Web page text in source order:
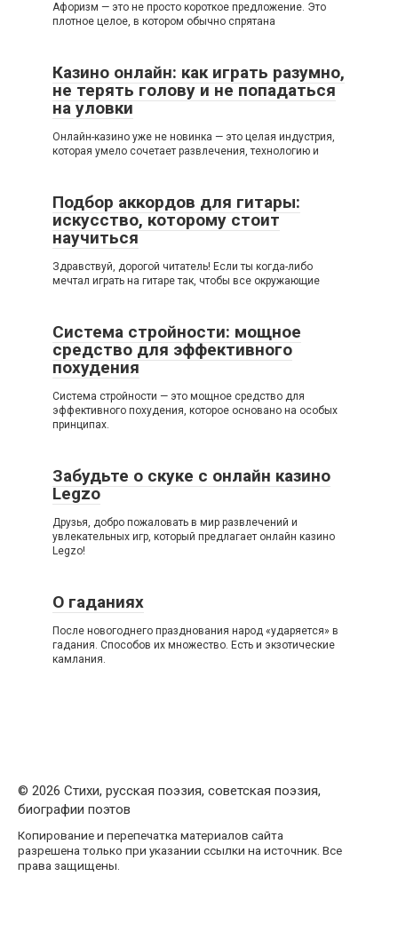
Афоризм — это не просто короткое предложение. Это
плотное целое, в котором обычно спрятана
Казино онлайн: как играть разумно,
не терять голову и не попадаться
на уловки
Онлайн-казино уже не новинка — это целая индустрия,
которая умело сочетает развлечения, технологию и
Подбор аккордов для гитары:
искусство, которому стоит
научиться
Здравствуй, дорогой читатель! Если ты когда-либо
мечтал играть на гитаре так, чтобы все окружающие
Система стройности: мощное
средство для эффективного
похудения
Система стройности — это мощное средство для
эффективного похудения, которое основано на особых
принципах.
Забудьте о скуке с онлайн казино
Legzo
Друзья, добро пожаловать в мир развлечений и
увлекательных игр, который предлагает онлайн казино
Legzo!
О гаданиях
После новогоднего празднования народ «ударяется» в
гадания. Способов их множество. Есть и экзотические
камлания.
© 2026 Стихи, русская поэзия, советская поэзия,
биографии поэтов
Копирование и перепечатка материалов сайта
разрешена только при указании ссылки на источник. Все
права защищены.